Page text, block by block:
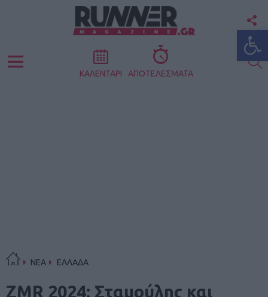
Menu ΚΑΛΕΝΤΑΡΙ ΑΠΟΤΕΛΕΣΜΑΤΑ
ΝΕΑ ΕΛΛΑΔΑ
ZMR 2024: Σταμούλης και